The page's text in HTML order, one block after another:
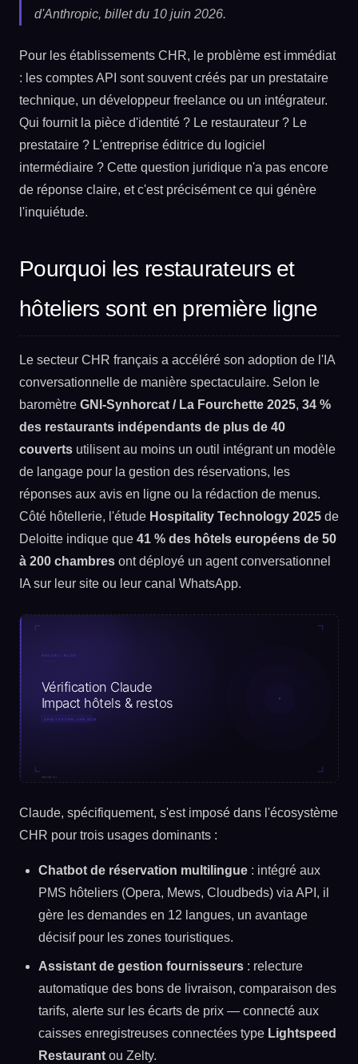
d'Anthropic, billet du 10 juin 2026.
Pour les établissements CHR, le problème est immédiat
: les comptes API sont souvent créés par un prestataire
technique, un développeur freelance ou un intégrateur.
Qui fournit la pièce d'identité ? Le restaurateur ? Le
prestataire ? L'entreprise éditrice du logiciel
intermédiaire ? Cette question juridique n'a pas encore
de réponse claire, et c'est précisément ce qui génère
l'inquiétude.
Pourquoi les restaurateurs et
hôteliers sont en première ligne
Le secteur CHR français a accéléré son adoption de l'IA
conversationnelle de manière spectaculaire. Selon le
baromètre GNI-Synhorcat / La Fourchette 2025, 34 %
des restaurants indépendants de plus de 40
couverts utilisent au moins un outil intégrant un modèle
de langage pour la gestion des réservations, les
réponses aux avis en ligne ou la rédaction de menus.
Côté hôtellerie, l'étude Hospitality Technology 2025 de
Deloitte indique que 41 % des hôtels européens de 50
à 200 chambres ont déployé un agent conversationnel
IA sur leur site ou leur canal WhatsApp.
Claude, spécifiquement, s'est imposé dans l'écosystème
CHR pour trois usages dominants :
Chatbot de réservation multilingue : intégré aux
PMS hôteliers (Opera, Mews, Cloudbeds) via API, il
gère les demandes en 12 langues, un avantage
décisif pour les zones touristiques.
Assistant de gestion fournisseurs : relecture
automatique des bons de livraison, comparaison des
tarifs, alerte sur les écarts de prix — connecté aux
caisses enregistreuses connectées type Lightspeed
Restaurant ou Zelty.